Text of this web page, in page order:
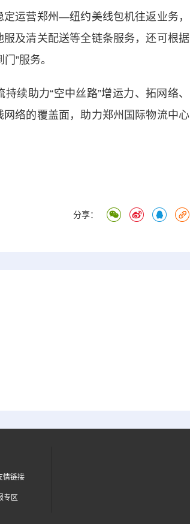
运营郑州—纽约美线包机往返业务，
及清关配送等全链条服务，还可根据
”服务。
助力“空中丝路”增运力、拓网络、
络的覆盖面，助力郑州国际物流中心
分享：
情链接
专区